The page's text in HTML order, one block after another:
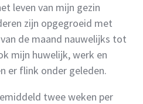
leven van mijn gezin
zijn opgegroeid met
de maand nauwelijks tot
mijn huwelijk, werk en
er flink onder geleden.
twee weken per